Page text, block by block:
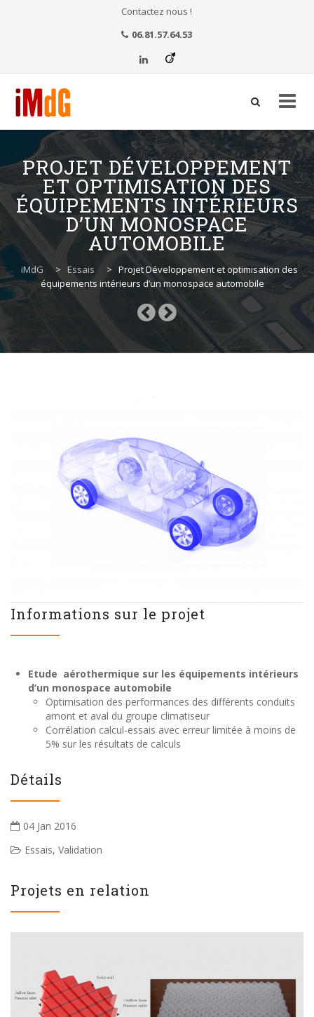
Contactez nous !
06.81.57.64.53
contenu
PROJET DÉVELOPPEMENT
ET OPTIMISATION DES
ÉQUIPEMENTS INTÉRIEURS
D’UN MONOSPACE
AUTOMOBILE
iMdG > Essais > Projet Développement et optimisation des
équipements intérieurs d’un monospace automobile
Informations sur le projet
Etude aérothermique sur les équipements intérieurs
d’un monospace automobile
Optimisation des performances des différents conduits
amont et aval du groupe climatiseur
Corrélation calcul-essais avec erreur limitée à moins de
5% sur les résultats de calculs
Détails
04 Jan 2016
Essais, Validation
Projets en relation